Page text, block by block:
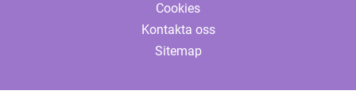
Cookies
Kontakta oss
Sitemap